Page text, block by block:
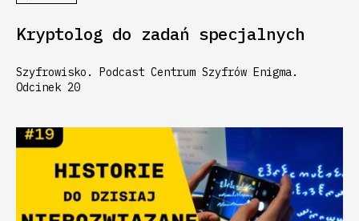
Kryptolog do zadań specjalnych
Szyfrowisko. Podcast Centrum Szyfrów Enigma.
Odcinek 20